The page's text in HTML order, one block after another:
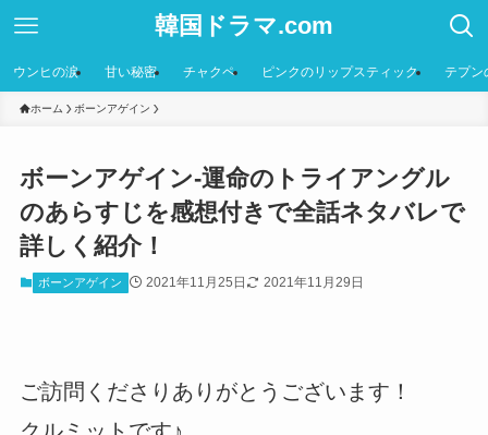
韓国ドラマ.com
ウンヒの涙 甘い秘密 チャクペ ピンクのリップスティック テプン
ホーム ボーンアゲイン
ボーンアゲイン-運命のトライアングル
のあらすじを感想付きで全話ネタバレで
詳しく紹介！
ボーンアゲイン 2021年11月25日 2021年11月29日
ご訪問くださりありがとうございます！